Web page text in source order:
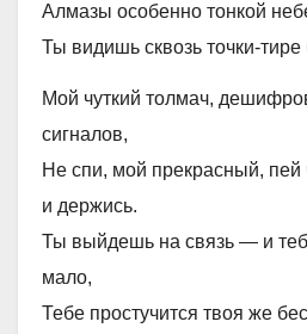
Алмазы особенно тонкой
Ты видишь сквозь точки-
Мой чуткий толмач,
сигналов,
Не спи, мой прекрасный, пей
и держись.
Ты выйдешь на связь — и
мало,
Тебе простучится твоя же